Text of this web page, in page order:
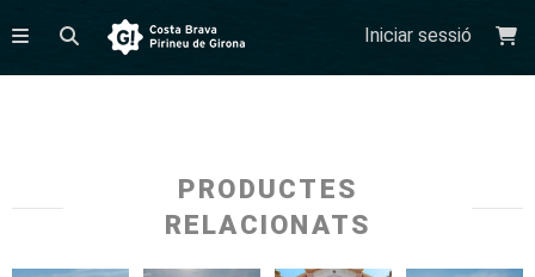
Iniciar sessió
PRODUCTES
RELACIONATS